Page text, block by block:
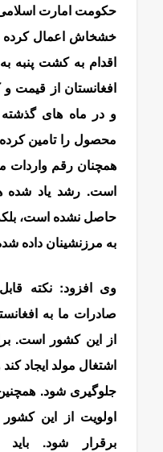
حکومت امارت
خشخاش اعمال کرده
اقدام به کشت پنبه
افغانستان از قیمت
و در ماه های
محصول را تامین کرده
همچنان رقم واردات
است. رشد یاد شده
حاصل نشده است،
به مرزنشینان داده
وی افزود: نکته
صادرات ما به
از این کشور است.
اشتغال مولد ایجاد
جلوگیری شود. همچنین
اولویت از این کشور
برقرار شود.